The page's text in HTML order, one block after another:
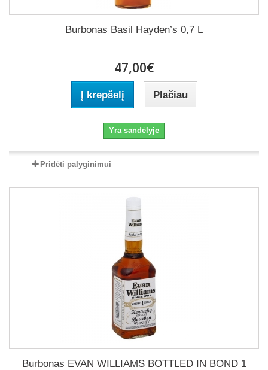
Burbonas Basil Hayden’s 0,7 L
47,00€
Į krepšelį Plačiau
Yra sandėlyje
Pridėti palyginimui
Burbonas EVAN WILLIAMS BOTTLED IN BOND 1